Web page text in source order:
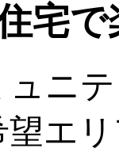
宅
ニ
エ